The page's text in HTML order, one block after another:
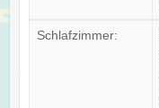
Schlafzimmer: